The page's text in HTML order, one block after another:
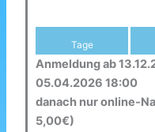
Tage
Anmeldung ab
05.04.2026 18:00
danach nur online-
5,00€)